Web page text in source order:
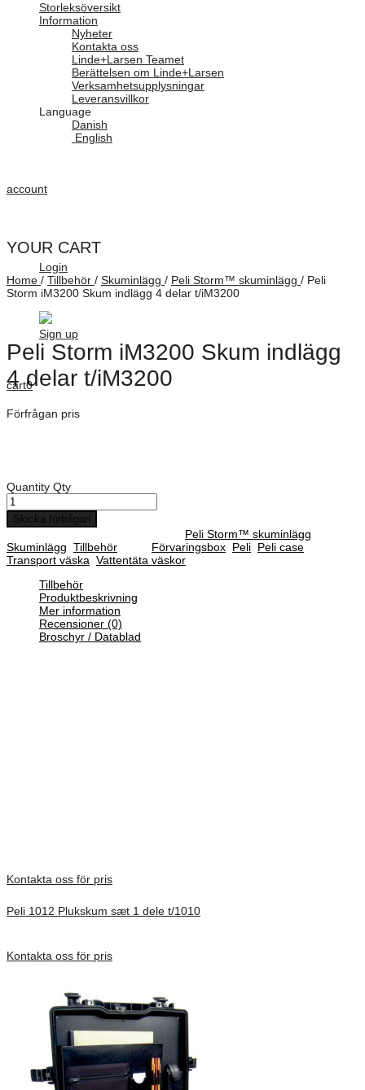
Storleksöversikt
Information
Nyheter
Kontakta oss
Linde+Larsen Teamet
Berättelsen om Linde+Larsen
Verksamhetsupplysningar
Leveransvillkor
Language
Danish
English
account
Login
Sign up
cart0
YOUR CART
Home / Tillbehör / Skuminlägg / Peli Storm™ skuminlägg / Peli
Storm iM3200 Skum indlägg 4 delar t/iM3200
Peli Storm iM3200 Skum indlägg
4 delar t/iM3200
Förfrågan pris
Quantity Qty
Skicka förfrågan
Peli Storm™ skuminlägg
Skuminlägg Tillbehör Förvaringsbox Peli Peli case
Transport väska Vattentäta väskor
Tillbehör
Produktbeskrivning
Mer information
Recensioner (0)
Broschyr / Datablad
Kontakta oss för pris
Peli 1012 Plukskum sæt 1 dele t/1010
Kontakta oss för pris